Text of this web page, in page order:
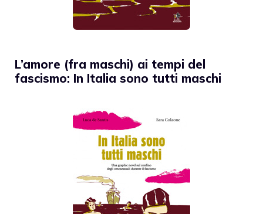
L’amore (fra maschi) ai tempi del
fascismo: In Italia sono tutti maschi